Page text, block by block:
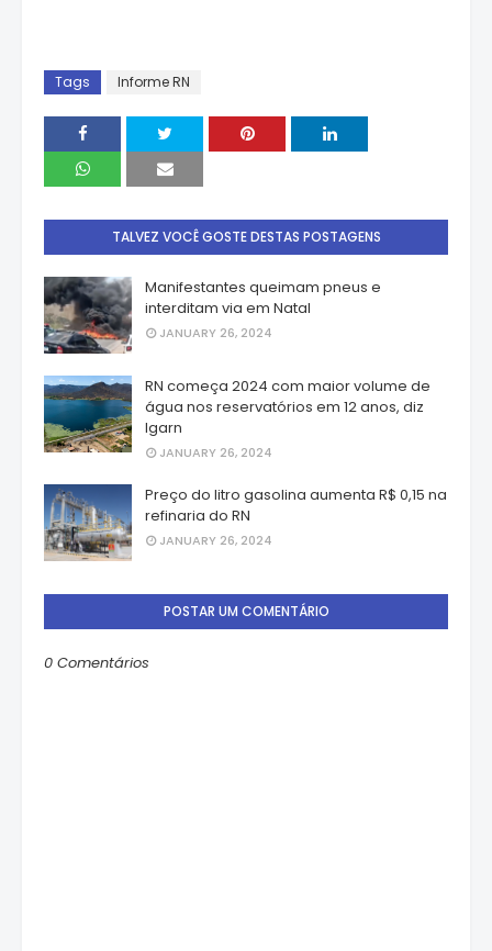
Tags Informe RN
TALVEZ VOCÊ GOSTE DESTAS POSTAGENS
Manifestantes queimam pneus e
interditam via em Natal
JANUARY 26, 2024
RN começa 2024 com maior volume de
água nos reservatórios em 12 anos, diz
Igarn
JANUARY 26, 2024
Preço do litro gasolina aumenta R$ 0,15 na
refinaria do RN
JANUARY 26, 2024
POSTAR UM COMENTÁRIO
0 Comentários